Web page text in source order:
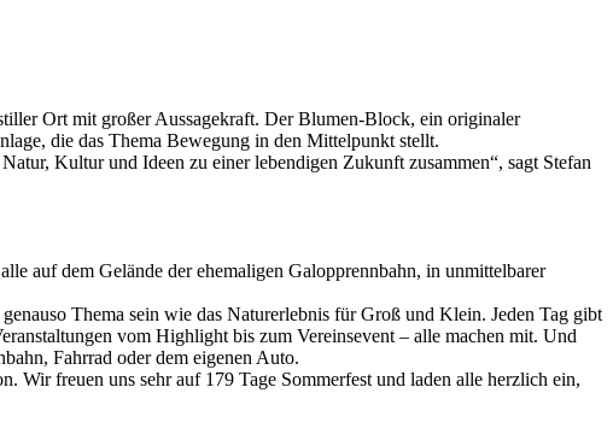
Ort mit großer Aussagekraft. Der Blumen-Block, ein originaler
die das Thema Bewegung in den Mittelpunkt stellt.
Kultur und Ideen zu einer lebendigen Zukunft zusammen“, sagt Stefan
auf dem Gelände der ehemaligen Galopprennbahn, in unmittelbarer
Thema sein wie das Naturerlebnis für Groß und Klein. Jeden Tag gibt
vom Highlight bis zum Vereinsevent – alle machen mit. Und
Fahrrad oder dem eigenen Auto.
Wir freuen uns sehr auf 179 Tage Sommerfest und laden alle herzlich ein,